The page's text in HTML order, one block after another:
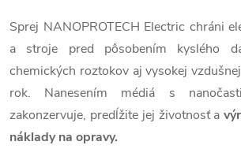
Sprej NANOPROTECH Electric chráni
a stroje pred pôsobením kyslého
chemických roztokov aj vysokej
rok. Nanesením médiá s
zakonzervuje, predĺžite jej životnosť a
náklady na opravy.